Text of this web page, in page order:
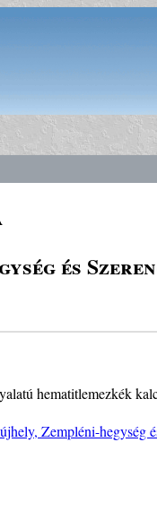
és
hematitlemezkék
Zempléni-hegység